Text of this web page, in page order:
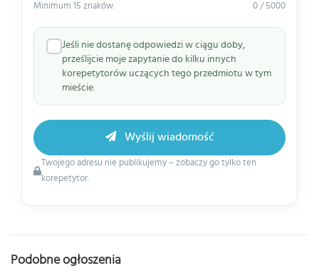
Minimum 15 znaków. 0 / 5000
Jeśli nie dostanę odpowiedzi w ciągu doby,
prześlijcie moje zapytanie do kilku innych
korepetytorów uczących tego przedmiotu w tym
mieście.
Twojego adresu nie publikujemy – zobaczy go tylko ten
korepetytor.
Wyślij wiadomość
Podobne ogłoszenia